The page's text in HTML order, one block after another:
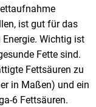
ist gut für das
Wichtig ist
Fette sind.
Fettsäuren zu
in Maßen) und ein
6 Fettsäuren.